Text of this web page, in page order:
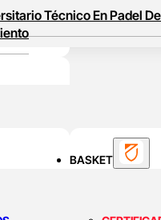
Técnico En Padel De
BASKET